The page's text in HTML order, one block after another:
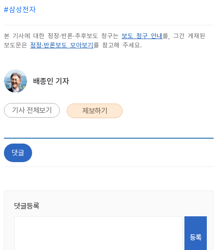
#삼성전자
본 기사에 대한 정정·반론·추후보도 청구는 보도 청구 안내 를, 그간 게재된
보도문은 정정·반론보도 모아보기 를 참고해 주세요.
배종인 기자
기사 전체보기 제보하기
댓글
댓글등록